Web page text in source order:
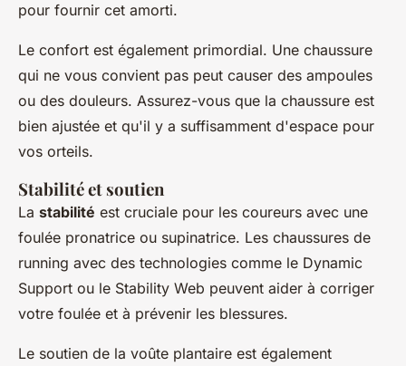
pour fournir cet amorti.
Le confort est également primordial. Une chaussure
qui ne vous convient pas peut causer des ampoules
ou des douleurs. Assurez-vous que la chaussure est
bien ajustée et qu'il y a suffisamment d'espace pour
vos orteils.
Stabilité et soutien
La stabilité est cruciale pour les coureurs avec une
foulée pronatrice ou supinatrice. Les chaussures de
running avec des technologies comme le Dynamic
Support ou le Stability Web peuvent aider à corriger
votre foulée et à prévenir les blessures.
Le soutien de la voûte plantaire est également